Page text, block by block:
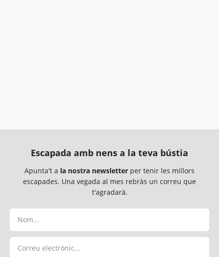
Escapada amb nens a la teva bústia
Apunta't a la nostra newsletter per tenir les millors
escapades. Una vegada al mes rebràs un correu que
t'agradarà.